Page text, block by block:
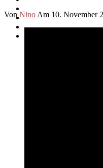
Von Nino Am 10. November